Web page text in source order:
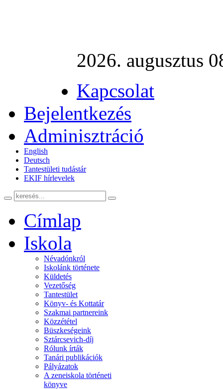
2026. augusztus
Kapcsolat
Bejelentkezés
Adminisztráció
English
Deutsch
Tantestületi tudástár
EKIF hírlevelek
Címlap
Iskola
Névadónkról
Iskolánk története
Küldetés
Vezetőség
Tantestület
Könyv- és Kottatár
Szakmai partnereink
Közzététel
Büszkeségeink
Sztárcsevich-díj
Rólunk írták
Tanári publikációk
Pályázatok
A zeneiskola történeti
könyve